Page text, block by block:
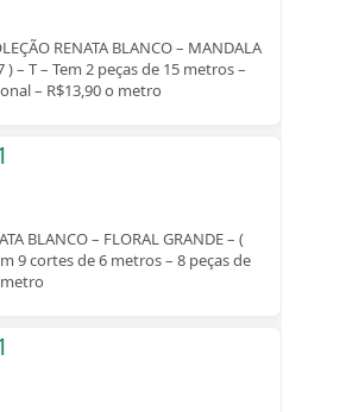
RENATA BLANCO – MANDALA
) – T – Tem 2 peças de 15 metros –
– R$13,90 o metro
BLANCO – FLORAL GRANDE – (
9 cortes de 6 metros – 8 peças de
metro